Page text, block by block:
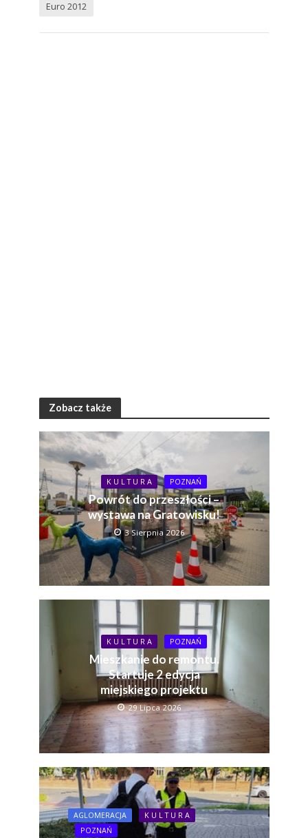
Euro 2012
Zobacz także
K U L T U R A POZNAŃ
Powrót do przeszłości –
wystawa na Gratowisku!
3 Sierpnia 2026
K U L T U R A POZNAŃ
Mieszkanie do remontu.
Startuje 2 edycja
miejskiego projektu
29 Lipca 2026
AGLOMERACJA
K U L T U R A
POZNAŃ